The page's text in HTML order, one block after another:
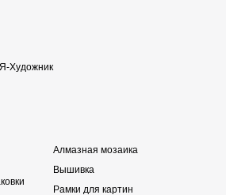
Художник
Алмазная мозаика
Вышивка
Рамки для картин